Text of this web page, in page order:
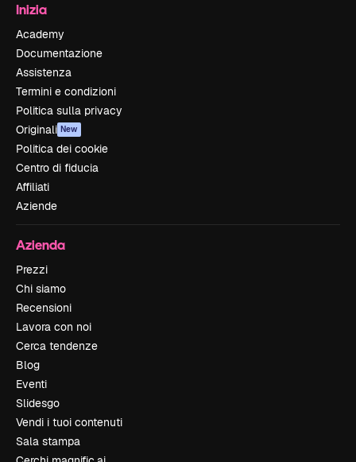
Inizia
Academy
Documentazione
Assistenza
Termini e condizioni
Politica sulla privacy
Originali New
Politica dei cookie
Centro di fiducia
Affiliati
Aziende
Azienda
Prezzi
Chi siamo
Recensioni
Lavora con noi
Cerca tendenze
Blog
Eventi
Slidesgo
Vendi i tuoi contenuti
Sala stampa